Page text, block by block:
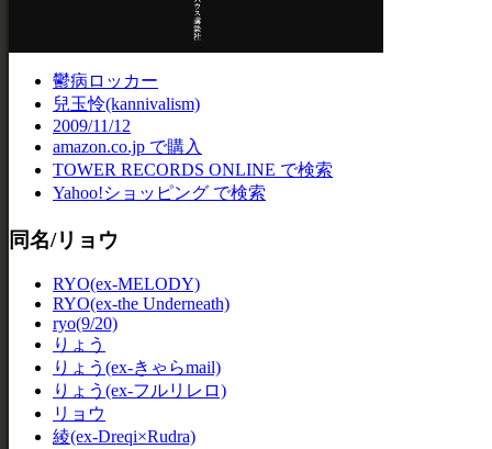
鬱病ロッカー
兒玉怜(kannivalism)
2009/11/12
amazon.co.jp で購入
TOWER RECORDS ONLINE で検索
Yahoo!ショッピング で検索
同名/リョウ
RYO(ex-MELODY)
RYO(ex-the Underneath)
ryo(9/20)
りょう
りょう(ex-きゃらmail)
りょう(ex-フルリレロ)
リョウ
綾(ex-Dreqi×Rudra)